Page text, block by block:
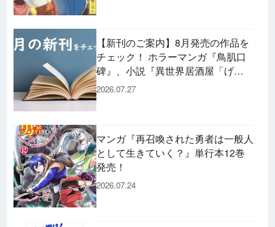
【新刊のご案内】8月発売の作品を
チェック！ ホラーマンガ『鳥肌口
碑』、小説『異世界居酒屋「げ
ん」』、文庫『カエル男 完結編』
などずらり！
2026.07.27
マンガ『再召喚された勇者は一般人
として生きていく？』単行本12巻
発売！
2026.07.24